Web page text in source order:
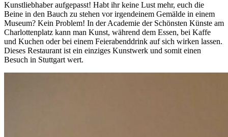
Kunstliebhaber aufgepasst! Habt ihr keine Lust mehr, euch die
Beine in den Bauch zu stehen vor irgendeinem Gemälde in einem
Museum? Kein Problem! In der Academie der Schönsten Künste am
Charlottenplatz kann man Kunst, während dem Essen, bei Kaffe
und Kuchen oder bei einem Feierabenddrink auf sich wirken lassen.
Dieses Restaurant ist ein einziges Kunstwerk und somit einen
Besuch in Stuttgart wert.